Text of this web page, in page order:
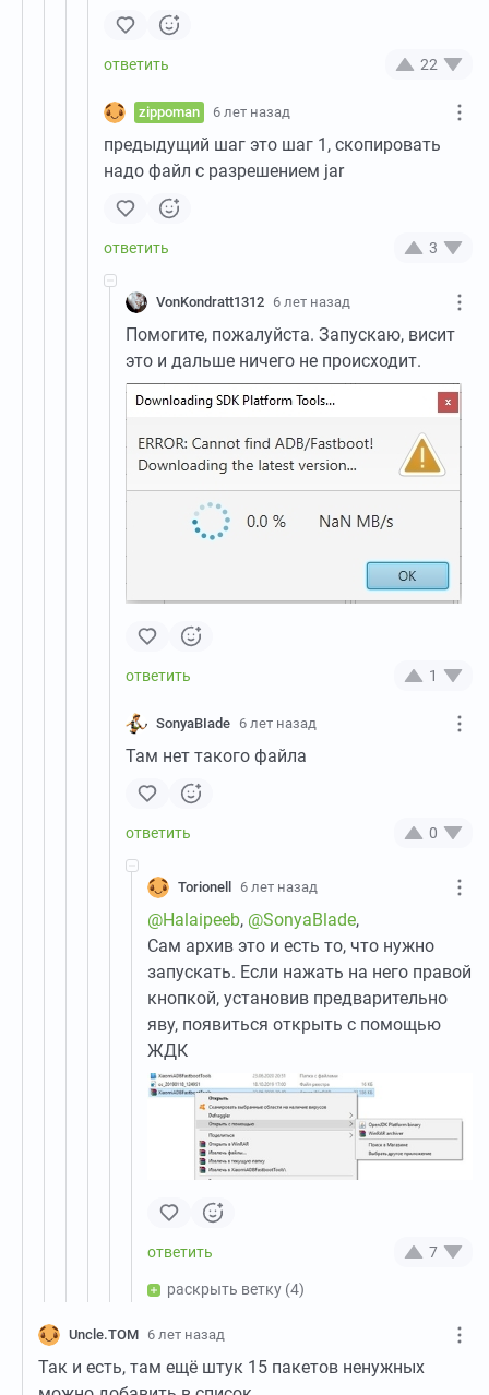
22
zippoman 6 лет назад
предыдущий шаг это шаг 1, скопировать
надо файл с разрешением jar
3
VonKondratt1312 6 лет назад
Помогите, пожалуйста. Запускаю, висит
это и дальше ничего не происходит.
1
SonyaBIade 6 лет назад
Там нет такого файла
0
Torionell 6 лет назад
@Halaipeeb, @SonyaBlade,
Сам архив это и есть то, что нужно
запускать. Если нажать на него правой
кнопкой, установив предварительно
яву, появиться открыть с помощью
ЖДК
7
раскрыть ветку (4)
Uncle.TOM 6 лет назад
Так и есть, там ещё штук 15 пакетов ненужных